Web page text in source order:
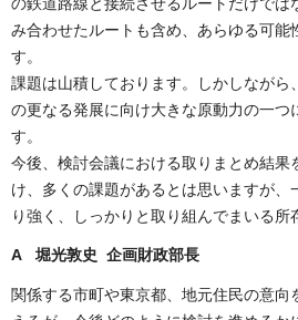
み合わせたルートも含め、あらゆる可能
す。
課題は山積しております。しかしながら
の更なる発展に向け大きな原動力の一つ
す。
今後、検討会議における取りまとめ結果
け、多くの課題があるとは思いますが、
り強く、しっかりと取り組んでまいる所
A 堀光敦史 企画財政部長
関係する市町や東京都、地元住民の意向